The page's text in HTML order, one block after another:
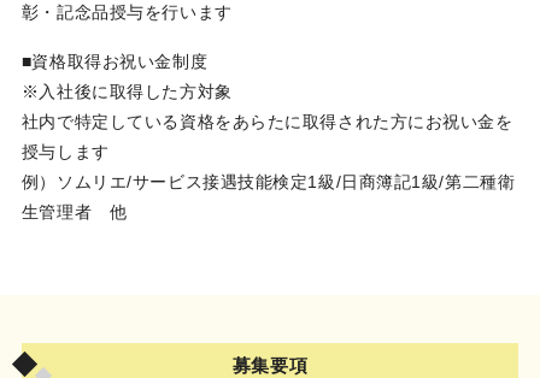
彰・記念品授与を行います
■資格取得お祝い金制度
※入社後に取得した方対象
社内で特定している資格をあらたに取得された方にお祝い金を
授与します
例）ソムリエ/サービス接遇技能検定1級/日商簿記1級/第二種衛
生管理者 他
募集要項